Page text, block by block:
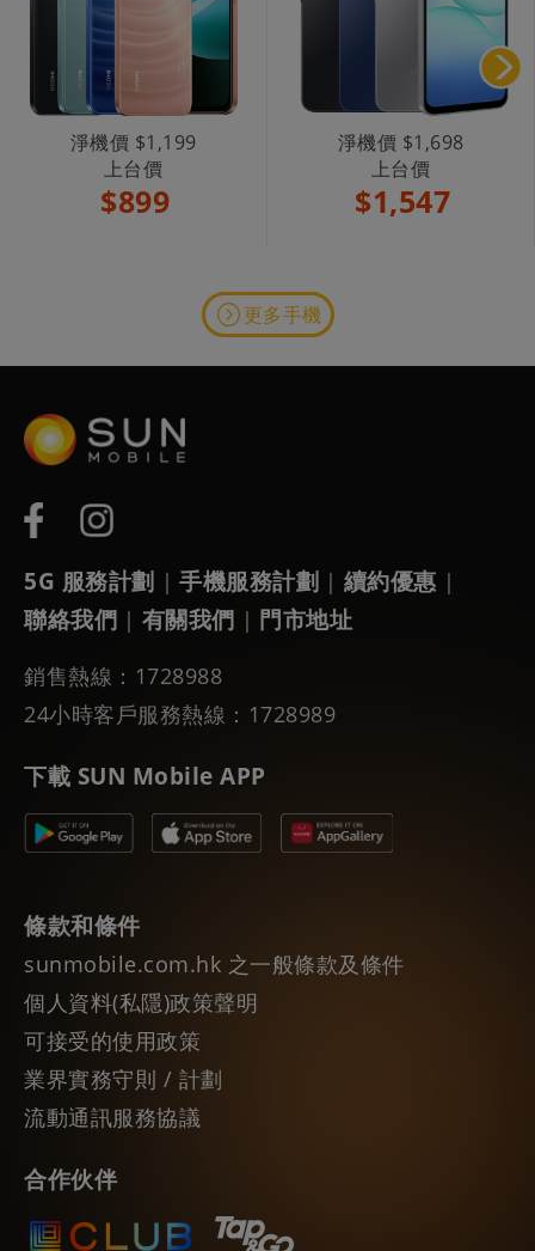
淨機價 $1,199
上台價
$899
淨機價 $1,698
上台價
$1,547
更多手機
5G 服務計劃 | 手機服務計劃 | 續約優惠 |
聯絡我們 | 有關我們 | 門市地址
銷售熱線：1728988
24小時客戶服務熱線：1728989
下載 SUN Mobile APP
條款和條件
sunmobile.com.hk 之一般條款及條件
個人資料(私隱)政策聲明
可接受的使用政策
業界實務守則 / 計劃
流動通訊服務協議
合作伙伴